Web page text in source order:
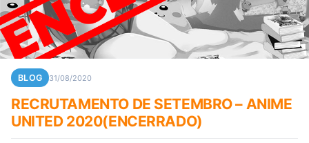
BLOG 31/08/2020
RECRUTAMENTO DE SETEMBRO – ANIME
UNITED 2020(ENCERRADO)